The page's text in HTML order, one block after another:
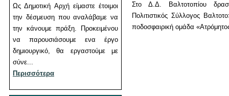
Ως Δημοτική Αρχή είμαστε έτοιμοι
την δέσμευση που αναλάβαμε να
την κάνουμε πράξη. Προκειμένου
να παρουσιάσουμε ενα έργο
δημιουργικό, θα εργαστούμε με
σύνε...
Περισσότερα
Στο Δ.Δ. Βαλτοτοπίου
Πολιτιστικός Σύλλογος
ποδοσφαιρική ομάδα